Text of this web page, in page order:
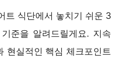
트 식단에서 놓치기 쉬운 3
준을 알려드릴게요. 지속
현실적인 핵심 체크포인트